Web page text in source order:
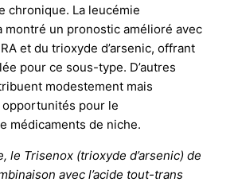
chronique. La leucémie
montré un pronostic amélioré avec
et du trioxyde d’arsenic, offrant
pour ce sous-type. D’autres
modestement mais
pour le
médicaments de niche.
le Trisenox (trioxyde d’arsenic) de
avec l’acide tout-trans